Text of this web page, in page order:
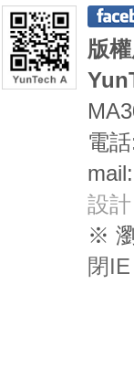
版
電
mail:
設計
※
閉